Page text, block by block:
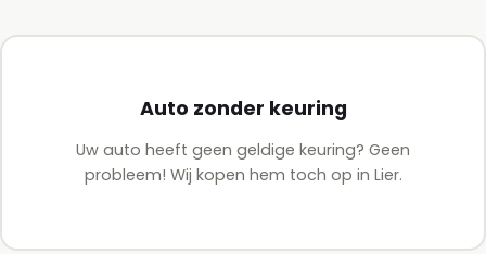
Auto zonder keuring
Uw auto heeft geen geldige keuring? Geen
probleem! Wij kopen hem toch op in Lier.